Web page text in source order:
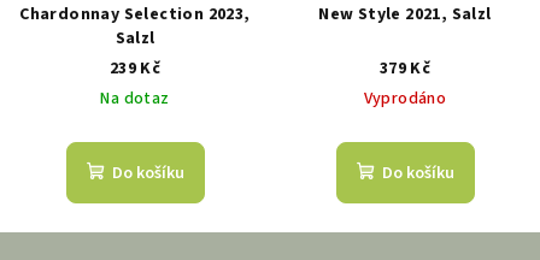
Chardonnay Selection 2023,
Salzl
239 Kč
Na dotaz
Do košíku
New Style 2021, Salzl
379 Kč
Vyprodáno
Do košíku